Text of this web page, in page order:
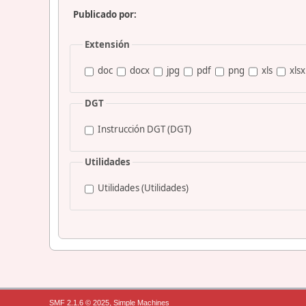
Publicado por:
Extensión
doc docx jpg pdf png xls xlsx
DGT
Instrucción DGT (DGT)
Utilidades
Utilidades (Utilidades)
SMF 2.1.6 © 2025, Simple Machines